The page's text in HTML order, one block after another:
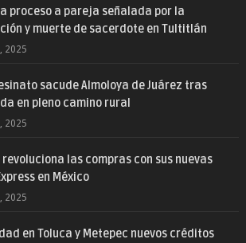
proceso a pareja señalada por la
y muerte de sacerdote en Tultitlán
2025
sacude Almoloya de Juárez tras
en pleno camino rural
2025
revoluciona las compras con sus nuevas
en México
2025
en Toluca y Metepec nuevos créditos